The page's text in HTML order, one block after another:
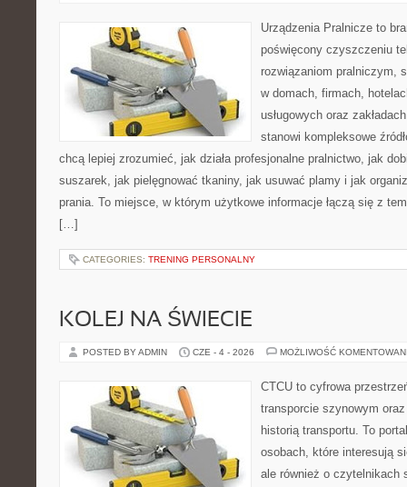
Urządzenia Pralnicze to
poświęcony czyszczeniu
rozwiązaniom pralniczym,
w domach, firmach,
usługowych oraz
stanowi kompleksowe
chcą lepiej zrozumieć, jak działa profesjonalne pralnictwo, jak
suszarek, jak pielęgnować tkaniny, jak usuwać plamy i jak
prania. To miejsce, w którym użytkowe informacje łączą się z
[…]
CATEGORIES: TRENING PERSONALNY
KOLEJ NA ŚWIECIE
POSTED BY ADMIN CZE - 4 - 2026 MOŻLIWOŚĆ
CTCU to cyfrowa
transporcie szynowym
historią transportu. To
osobach, które interesują
ale również o czytelnikach